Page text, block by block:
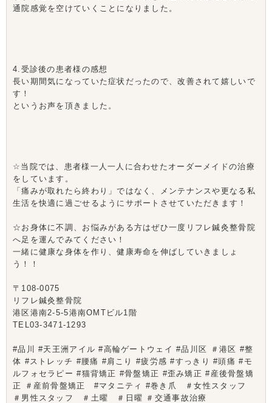
通院感覚を空けていくことになりました。
4.受診後の患者様の感想
長い期間気になっていた症状だったので、改善されて嬉しいで
す！
というお声を頂きました。
☆当院では、患者様一人一人に合わせたオーダーメイドの治療
をしています。
「痛みが取れたら終わり」ではなく、メンテナンスや更なる私
生活を快適に過ごせるようにサポートさせていただきます！
☆お身体に不調、お悩みがある方はぜひ一度リフレ鍼灸整骨院
へ足を運んでみてください！
一緒に健康な身体を作り、健康寿命を伸ばしていきましょ
う！！
〒108-0075
リフレ鍼灸整骨院
港区港南2-5-5港南OMTビル1階
TEL03-3471-1293
#品川 #天王洲アイル #高輪ゲートウェイ #品川区 ＃港区 #整
体 #ストレッチ #腰痛 #肩こり #疲労感 #すっきり #頭痛 #モ
ルフォセラピー #猫背矯正 #骨盤矯正 #歪み矯正 #産後骨盤矯
正 ＃産前骨盤矯正 #マタニティ #巻き爪 ＃女性スタッフ
＃男性スタッフ ＃土曜 ＃日曜 ＃交通事故治療